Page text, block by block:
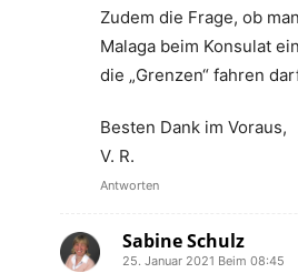
Zudem die Frage, ob
Malaga beim Konsulat
die „Grenzen“ fahren
Besten Dank im Voraus,
V. R.
Antworten
Sabine Schulz
25. Januar 2021 Beim 08:45